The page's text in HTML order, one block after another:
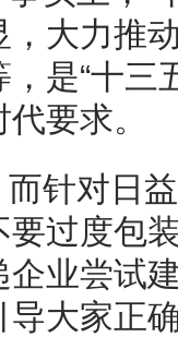
，大力推
，是“十三
代要求。
而针对日
要过度包
企业尝试
导大家正